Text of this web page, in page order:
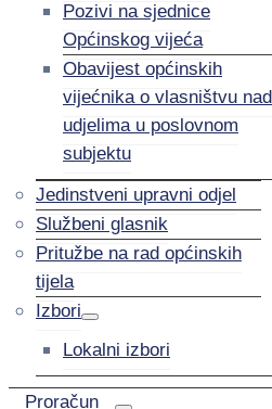
Pozivi na sjednice
Općinskog vijeća
Obavijest općinskih
vijećnika o vlasništvu nad
udjelima u poslovnom
subjektu
Jedinstveni upravni odjel
Službeni glasnik
Pritužbe na rad općinskih
tijela
Izbori
Lokalni izbori
Proračun